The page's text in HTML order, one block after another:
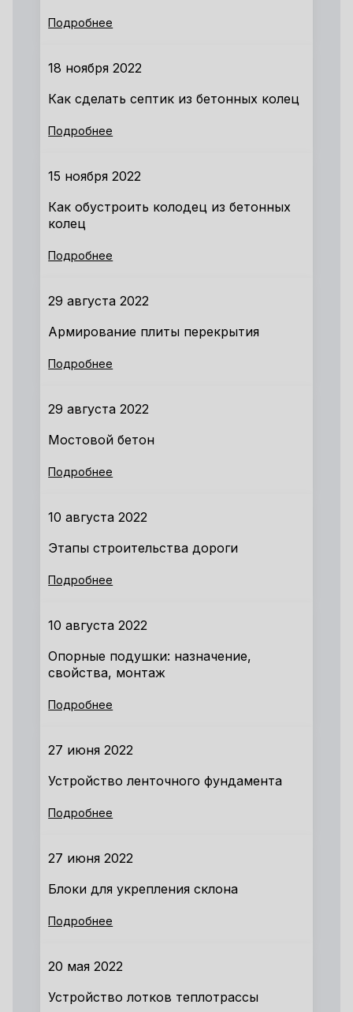
Подробнее
18 ноября 2022
Как сделать септик из бетонных колец
Подробнее
15 ноября 2022
Как обустроить колодец из бетонных
колец
Подробнее
29 августа 2022
Армирование плиты перекрытия
Подробнее
29 августа 2022
Мостовой бетон
Подробнее
10 августа 2022
Этапы строительства дороги
Подробнее
10 августа 2022
Опорные подушки: назначение,
свойства, монтаж
Подробнее
27 июня 2022
Устройство ленточного фундамента
Подробнее
27 июня 2022
Блоки для укрепления склона
Подробнее
20 мая 2022
Устройство лотков теплотрассы